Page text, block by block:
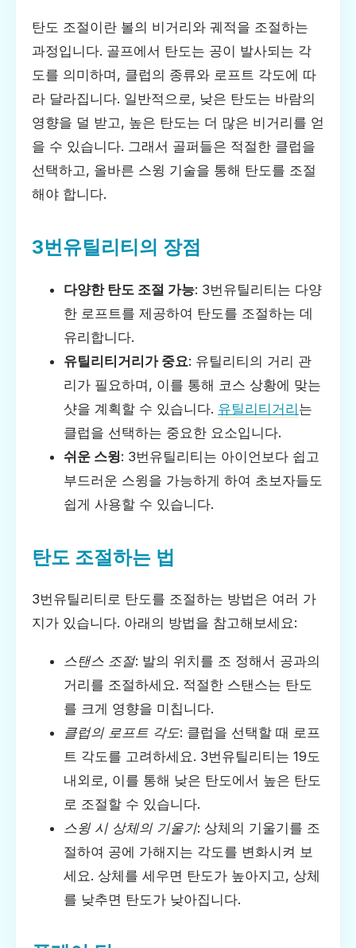
탄도 조절이란 볼의 비거리와 궤적을 조절하는
과정입니다. 골프에서 탄도는 공이 발사되는 각
도를 의미하며, 클럽의 종류와 로프트 각도에 따
라 달라집니다. 일반적으로, 낮은 탄도는 바람의
영향을 덜 받고, 높은 탄도는 더 많은 비거리를 얻
을 수 있습니다. 그래서 골퍼들은 적절한 클럽을
선택하고, 올바른 스윙 기술을 통해 탄도를 조절
해야 합니다.
3번유틸리티의 장점
다양한 탄도 조절 가능: 3번유틸리티는 다양
한 로프트를 제공하여 탄도를 조절하는 데
유리합니다.
유틸리티거리가 중요: 유틸리티의 거리 관
리가 필요하며, 이를 통해 코스 상황에 맞는
샷을 계획할 수 있습니다. 유틸리티거리는
클럽을 선택하는 중요한 요소입니다.
쉬운 스윙: 3번유틸리티는 아이언보다 쉽고
부드러운 스윙을 가능하게 하여 초보자들도
쉽게 사용할 수 있습니다.
탄도 조절하는 법
3번유틸리티로 탄도를 조절하는 방법은 여러 가
지가 있습니다. 아래의 방법을 참고해보세요:
스탠스 조절: 발의 위치를 조 정해서 공과의
거리를 조절하세요. 적절한 스탠스는 탄도
를 크게 영향을 미칩니다.
클럽의 로프트 각도: 클럽을 선택할 때 로프
트 각도를 고려하세요. 3번유틸리티는 19도
내외로, 이를 통해 낮은 탄도에서 높은 탄도
로 조절할 수 있습니다.
스윙 시 상체의 기울기: 상체의 기울기를 조
절하여 공에 가해지는 각도를 변화시켜 보
세요. 상체를 세우면 탄도가 높아지고, 상체
를 낮추면 탄도가 낮아집니다.